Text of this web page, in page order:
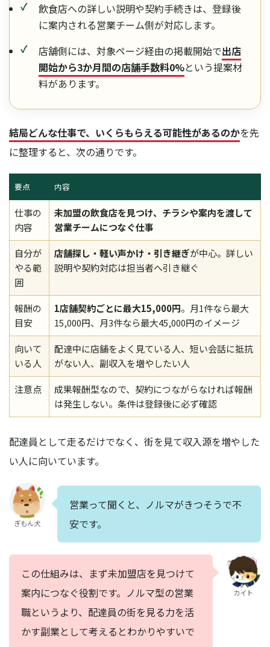
飲食店への詳しい説明や契約手続きは、登録後
に案内される営業チーム側が対応します。
店舗側には、対象ページ経由の掲載開始で出店
開始から3か月間の店舗手数料0%という提案材
料があります。
結局どんな仕事で、いくらもらえる可能性があるのかを先
に整理すると、次の通りです。
要点 内容
仕事の
内容
未加盟の飲食店を見つけ、チラシや案内を渡して
営業チームにつなぐ仕事
自分が
やる範
囲
店舗探し・軽い声かけ・引き継ぎが中心。詳しい
説明や契約対応は担当者へ引き継ぐ
報酬の
目安
1店舗契約ごとに最大15,000円。月1件なら最大
15,000円、月3件なら最大45,000円のイメージ
向いて
いる人
配達中に店舗をよく見ている人、短い会話に抵抗
がない人、副収入を増やしたい人
注意点
成果報酬型なので、契約につながらなければ報酬
は発生しない。条件は登録後に必ず確認
配達員として走るだけでなく、街を見て収入源を増やした
い人に向いています。
ぎもん犬
営業って聞くと、ノルマがきつそうで不
安です。
この仕組みは、まず未加盟店を見つけて
案内につなぐ役割です。ノルマ型の営業
職というより、配達員の街を見る力を活
かす副業として考えるとわかりやすいで
カイト